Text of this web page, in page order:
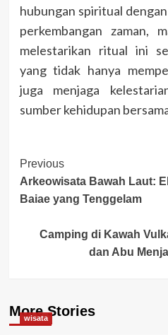
hubungan spiritual
perkembangan zaman,
melestarikan ritual ini
yang tidak hanya
juga menjaga
sumber kehidupan
Post
Navigation
Previous
Arkeowisata Bawah Laut:
Baiae yang Tenggelam
Camping di Kawah
dan Abu
More Stories
wisata